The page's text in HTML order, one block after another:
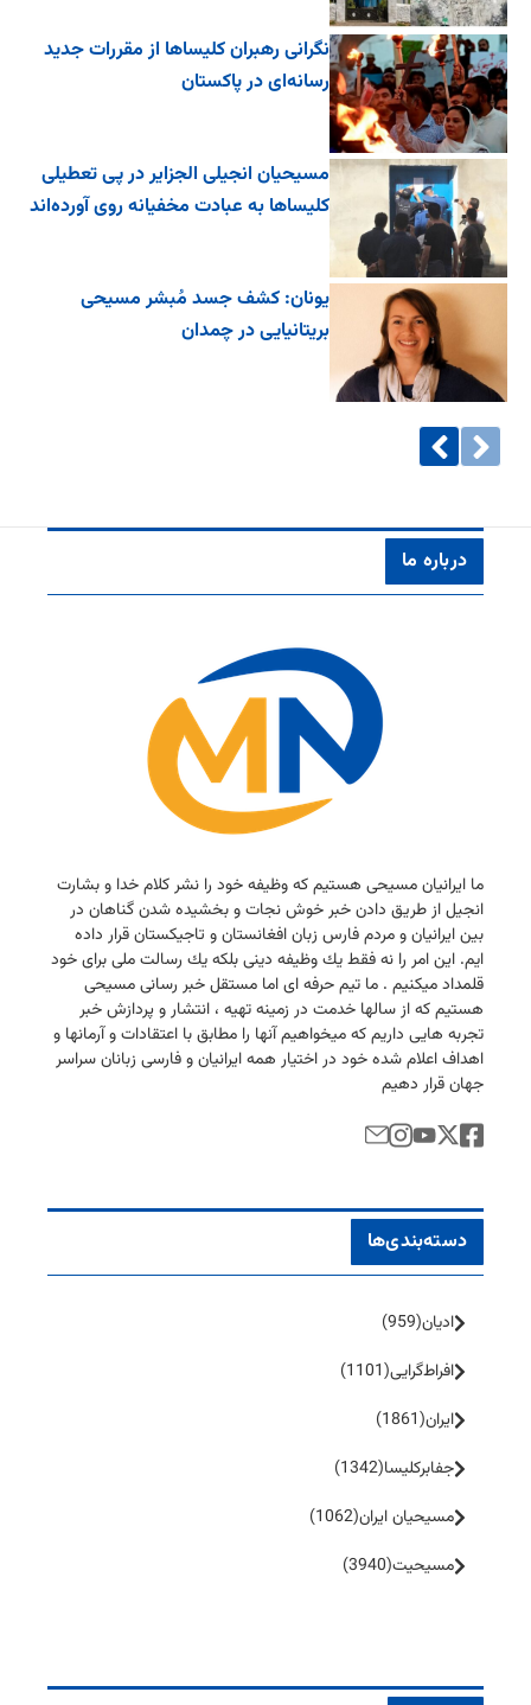
نگرانی رهبران کلیساها از مقررات جدید
رسانه‌ای در پاکستان
مسیحیان انجیلی الجزایر در پی تعطیلی
کلیساها به عبادت مخفیانه روی آورده‌اند
یونان: کشف جسد مُبشر مسیحی
بریتانیایی در چمدان
درباره ما
ما ایرانیان مسیحی هستیم كه وظیفه خود را نشر كلام خدا و بشارت
انجیل از طریق دادن خبر خوش نجات و بخشیده شدن گناهان در
بین ایرانیان و مردم فارس زبان افغانستان و تاجیكستان قرار داده
ایم. این امر را نه فقط یك وظیفه دینی بلكه یك رسالت ملی برای خود
قلمداد میكنیم . ما تیم حرفه ای اما مستقل خبر رسانی مسیحی
هستیم كه از سالها خدمت در زمینه تهیه ، انتشار و پردازش خبر
تجربه هایی داریم كه میخواهیم آنها را مطابق با اعتقادات و آرمانها و
اهداف اعلام شده خود در اختیار همه ایرانیان و فارسی زبانان سراسر
جهان قرار دهیم
دسته‌بندی‌ها
ادیان(959)
افراط‌گرایی(1101)
ایران(1861)
جفا‌بر‌کلیسا(1342)
مسیحیان ایران(1062)
مسیحیت(3940)